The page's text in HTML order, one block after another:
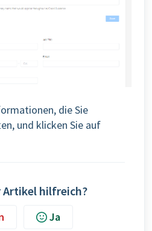
die Sie
und klicken Sie auf
Artikel hilfreich?
Ja